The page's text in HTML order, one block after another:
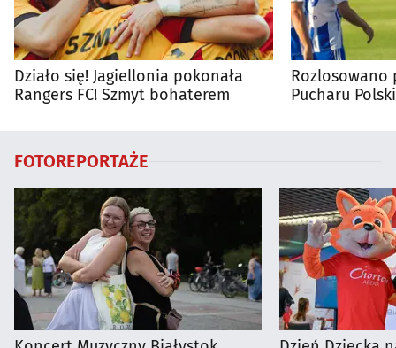
Działo się! Jagiellonia pokonała
Rangers FC! Szmyt bohaterem
Rozlosowano
Pucharu Polski
FOTOREPORTAŻE